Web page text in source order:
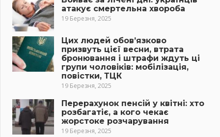
атакує смертельна хвороба
19 Березня, 2025
Цих людей обов’язково
призвуть цієї весни, втрата
бронювання і штрафи ждуть ці
групи чоловіків: мобілізація,
повістки, ТЦК
19 Березня, 2025
Перерахунок пенсій у квітні: хто
розбагатіє, а кого чекає
жорстоке розчарування
19 Березня, 2025